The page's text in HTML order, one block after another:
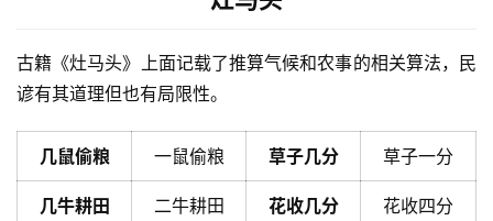
古籍《灶马头》上面记载了推算气候和农事的相关算法，民
谚有其道理但也有局限性。
几鼠偷粮 一鼠偷粮 草子几分 草子一分
几牛耕田 二牛耕田 花收几分 花收四分